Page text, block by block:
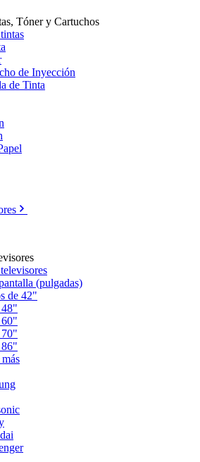
Tóner y Cartuchos
de Inyección
de Tinta
(pulgadas)
de 42"